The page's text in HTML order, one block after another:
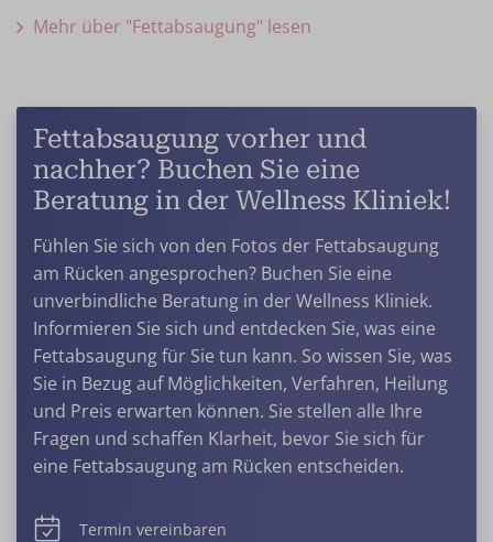
Mehr über "Fettabsaugung" lesen
Fettabsaugung vorher und
nachher? Buchen Sie eine
Beratung in der Wellness Kliniek!
Fühlen Sie sich von den Fotos der Fettabsaugung
am Rücken angesprochen? Buchen Sie eine
unverbindliche Beratung in der Wellness Kliniek.
Informieren Sie sich und entdecken Sie, was eine
Fettabsaugung für Sie tun kann. So wissen Sie, was
Sie in Bezug auf Möglichkeiten, Verfahren, Heilung
und Preis erwarten können. Sie stellen alle Ihre
Fragen und schaffen Klarheit, bevor Sie sich für
eine Fettabsaugung am Rücken entscheiden.
Termin vereinbaren